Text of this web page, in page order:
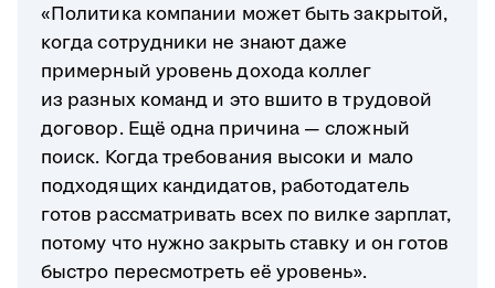
«Политика компании может быть закрытой,
когда сотрудники не знают даже
примерный уровень дохода коллег
из разных команд и это вшито в трудовой
договор. Ещё одна причина — сложный
поиск. Когда требования высоки и мало
подходящих кандидатов, работодатель
готов рассматривать всех по вилке зарплат,
потому что нужно закрыть ставку и он готов
быстро пересмотреть её уровень».